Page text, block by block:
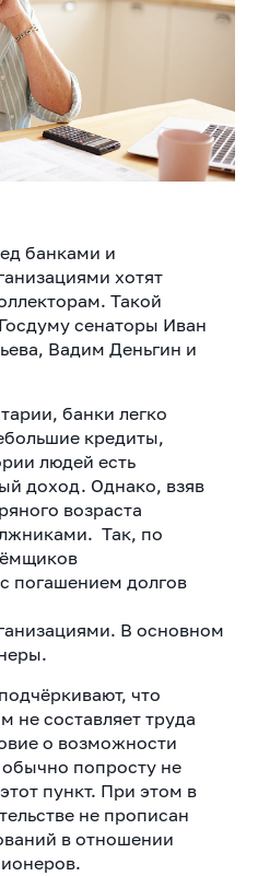
банками и
хотят
Такой
сенаторы Иван
Вадим Деньгин и
банки легко
кредиты,
людей есть
доход. Однако, взяв
возраста
Так, по
погашением долгов
В основном
что
не составляет труда
о возможности
попросту не
пункт. При этом в
не прописан
в отношении